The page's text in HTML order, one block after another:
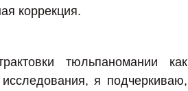
коррекция.
тюльпаномании как
я подчеркиваю,